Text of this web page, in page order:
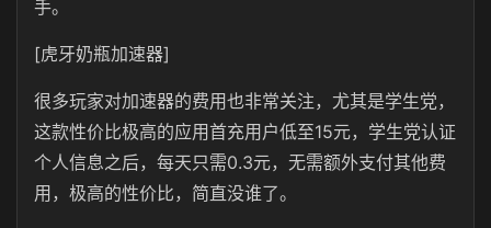
手。
[虎牙奶瓶加速器]
很多玩家对加速器的费用也非常关注，尤其是学生党，
这款性价比极高的应用首充用户低至15元，学生党认证
个人信息之后，每天只需0.3元，无需额外支付其他费
用，极高的性价比，简直没谁了。